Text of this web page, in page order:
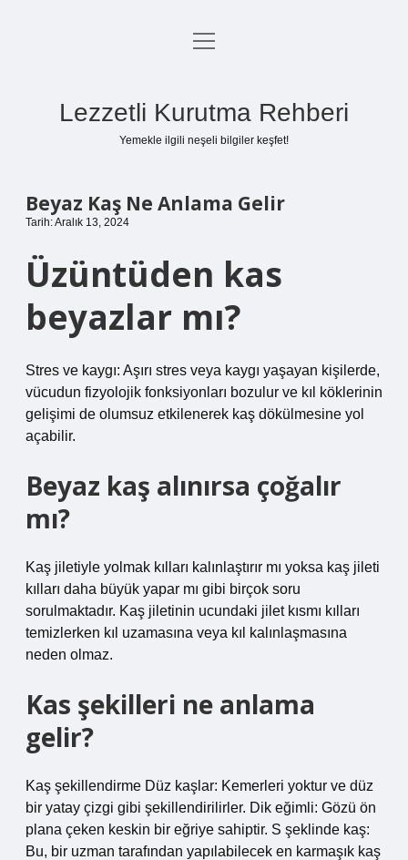
Anasayfa
menüyü
Lezzetli Kurutma Rehberi
Yemekle ilgili neşeli bilgiler keşfet!
Beyaz Kaş Ne Anlama Gelir
Tarih: Aralık 13, 2024
Üzüntüden kas
beyazlar mı?
Stres ve kaygı: Aşırı stres veya kaygı yaşayan kişilerde,
vücudun fizyolojik fonksiyonları bozulur ve kıl köklerinin
gelişimi de olumsuz etkilenerek kaş dökülmesine yol
açabilir.
Beyaz kaş alınırsa çoğalır
mı?
Kaş jiletiyle yolmak kılları kalınlaştırır mı yoksa kaş jileti
kılları daha büyük yapar mı gibi birçok soru
sorulmaktadır. Kaş jiletinin ucundaki jilet kısmı kılları
temizlerken kıl uzamasına veya kıl kalınlaşmasına
neden olmaz.
Kas şekilleri ne anlama
gelir?
Kaş şekillendirme Düz kaşlar: Kemerleri yoktur ve düz
bir yatay çizgi gibi şekillendirilirler. Dik eğimli: Gözü ön
plana çeken keskin bir eğriye sahiptir. S şeklinde kaş:
Bu, bir uzman tarafından yapılabilecek en karmaşık kaş